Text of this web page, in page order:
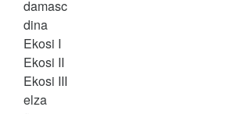
damasc
dina
Ekosi I
Ekosi II
Ekosi III
elza